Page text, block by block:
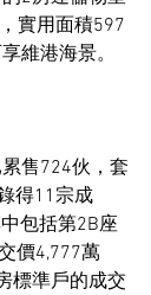
實用面積597
維港海景。
售724伙，套
得11宗成
包括第2B座
價4,777萬
標準戶的成交